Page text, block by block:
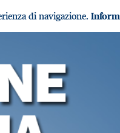
di navigazione.